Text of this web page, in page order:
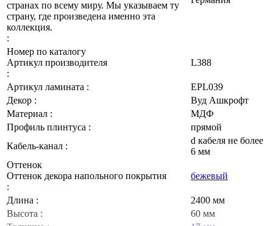
странах по всему миру. Мы указываем ту
страну, где произведена именно эта
коллекция.
:
Номер по каталогу
Артикул производителя
:
L388
Артикул ламината :
EPL039
Декор :
Вуд Ашкрофт
Материал :
МДФ
Профиль плинтуса :
прямой
Кабель-канал :
d кабеля не более
6 мм
Оттенок
Оттенок декора напольного покрытия
:
бежевый
Длина :
2400 мм
Высота :
60 мм